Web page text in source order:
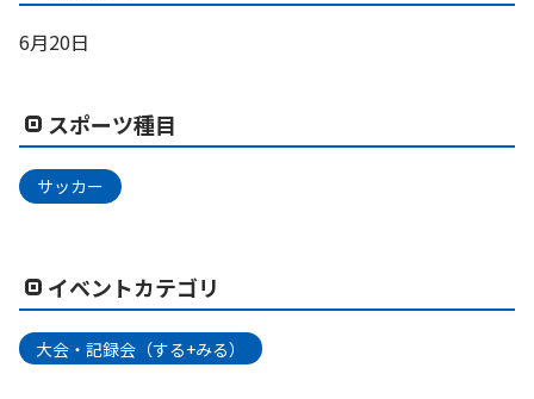
6月20日
スポーツ種目
サッカー
イベントカテゴリ
大会・記録会（する+みる）